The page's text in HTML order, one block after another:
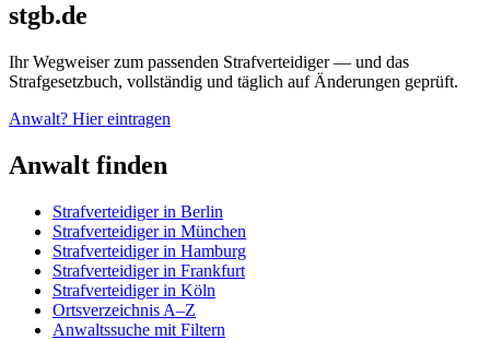
stgb.de
Ihr Wegweiser zum passenden Strafverteidiger — und das
Strafgesetzbuch, vollständig und täglich auf Änderungen geprüft.
Anwalt? Hier eintragen
Anwalt finden
Strafverteidiger in Berlin
Strafverteidiger in München
Strafverteidiger in Hamburg
Strafverteidiger in Frankfurt
Strafverteidiger in Köln
Ortsverzeichnis A–Z
Anwaltssuche mit Filtern